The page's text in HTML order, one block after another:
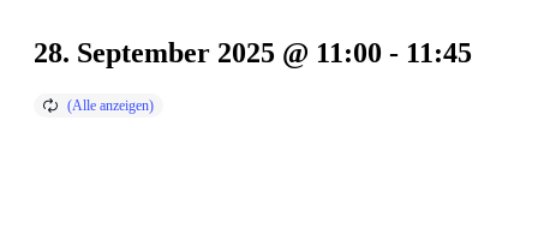
28. September 2025 @ 11:00 - 11:45